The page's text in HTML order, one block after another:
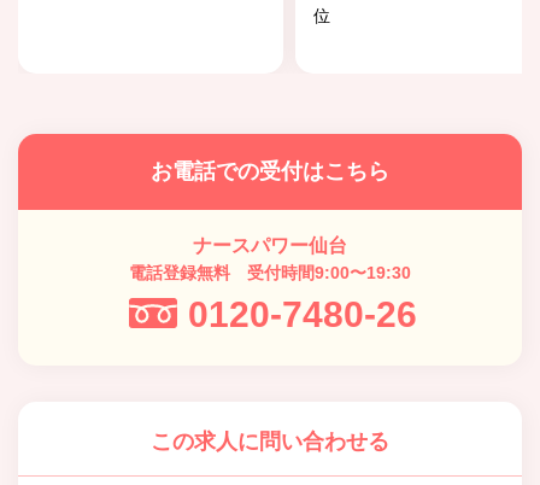
位
お電話での受付はこちら
ナースパワー仙台
電話登録無料 受付時間9:00〜19:30
0120-7480-26
この求人に問い合わせる